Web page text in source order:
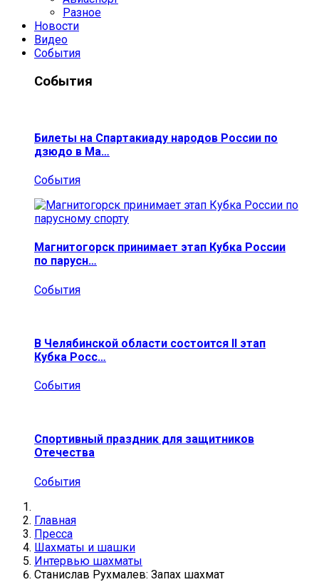
Разное
Новости
Видео
События
События
Билеты на Спартакиаду народов России по
дзюдо в Ма…
События
Магнитогорск принимает этап Кубка России
по парусн…
События
В Челябинской области состоится II этап
Кубка Росс…
События
Спортивный праздник для защитников
Отечества
События
Главная
Пресса
Шахматы и шашки
Интервью шахматы
Станислав Рухмалев: Запах шахмат